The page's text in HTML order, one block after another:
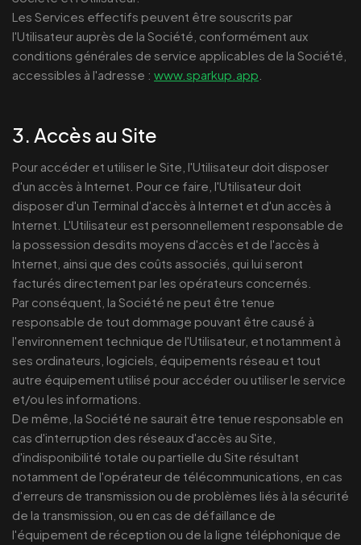
Les Services effectifs peuvent être souscrits par
l'Utilisateur auprès de la Société, conformément aux
conditions générales de service applicables de la Société,
accessibles à l'adresse : www.sparkup.app
3. Accès au Site
Pour accéder et utiliser le Site, l'Utilisateur doit disposer
d'un accès à Internet. Pour ce faire, l'Utilisateur doit
disposer d'un Terminal d'accès à Internet et d'un accès à
Internet. L'Utilisateur est personnellement responsable de
la possession desdits moyens d'accès et de l'accès à
Internet, ainsi que des coûts associés, qui lui seront
facturés directement par les opérateurs concernés.
Par conséquent, la Société ne peut être tenue
responsable de tout dommage pouvant être causé à
l'environnement technique de l'Utilisateur, et notamment à
ses ordinateurs, logiciels, équipements réseau et tout
autre équipement utilisé pour accéder ou utiliser le service
et/ou les informations.
De même, la Société ne saurait être tenue responsable en
cas d'interruption des réseaux d'accès au Site,
d'indisponibilité totale ou partielle du Site résultant
notamment de l'opérateur de télécommunications, en cas
d'erreurs de transmission ou de problèmes liés à la sécurité
de la transmission, ou en cas de défaillance de
l'équipement de réception ou de la ligne téléphonique de